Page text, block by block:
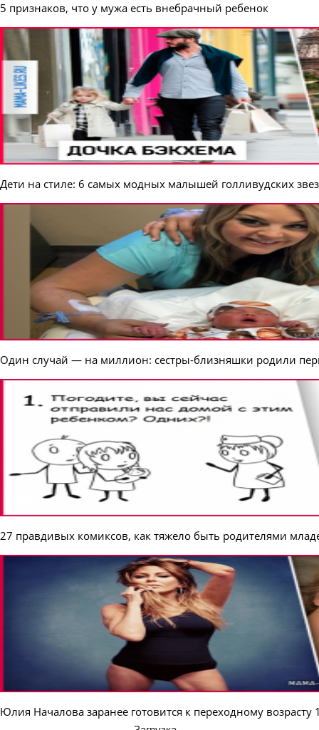
5 признаков, что у мужа есть внебрачный ребенок
Дети на стиле: 6 самых модных малышей голливудских
Один случай — на миллион: сестры-близняшки родили
27 правдивых комиксов, как тяжело быть родителями
Юлия Началова заранее готовится к переходному возрасту